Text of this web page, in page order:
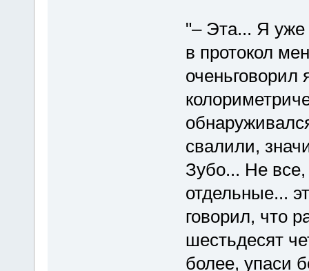
"– Эта... Я уже
в протокол
оченьговорил
свалили,
Зубо... Не
отдельные...
говорил, что
шестьдесят
более, упаси